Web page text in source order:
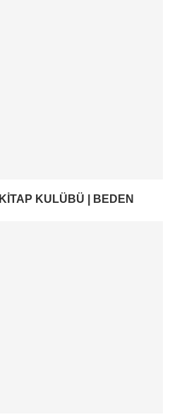
KULÜBÜ | BEDEN